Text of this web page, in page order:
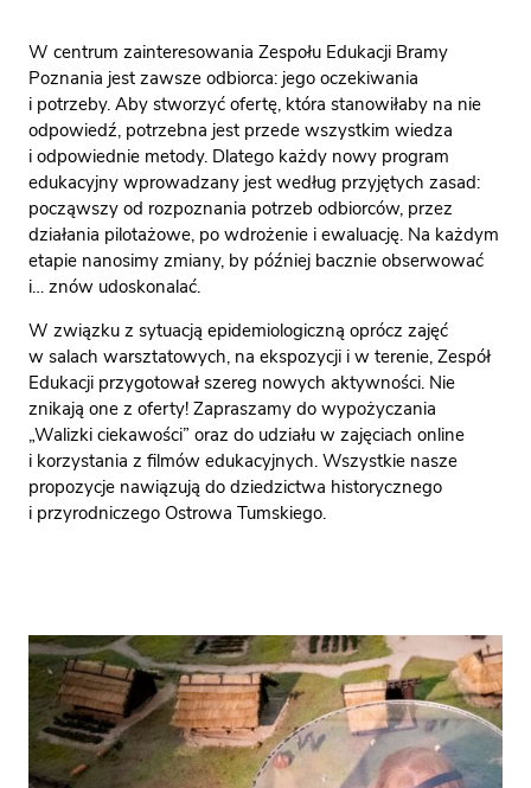
DOSTĘPNOŚĆ
RZEKĘ
W centrum zainteresowania Zespołu Edukacji Bramy
Poznania jest zawsze odbiorca: jego oczekiwania
i potrzeby. Aby stworzyć ofertę, która stanowiłaby na nie
odpowiedź, potrzebna jest przede wszystkim wiedza
i odpowiednie metody. Dlatego każdy nowy program
edukacyjny wprowadzany jest według przyjętych zasad:
począwszy od rozpoznania potrzeb odbiorców, przez
działania pilotażowe, po wdrożenie i ewaluację. Na każdym
etapie nanosimy zmiany, by później bacznie obserwować
i… znów udoskonalać.
W związku z sytuacją epidemiologiczną oprócz zajęć
w salach warsztatowych, na ekspozycji i w terenie, Zespół
Edukacji przygotował szereg nowych aktywności. Nie
znikają one z oferty! Zapraszamy do wypożyczania
„Walizki ciekawości” oraz do udziału w zajęciach online
i korzystania z filmów edukacyjnych. Wszystkie nasze
propozycje nawiązują do dziedzictwa historycznego
i przyrodniczego Ostrowa Tumskiego.